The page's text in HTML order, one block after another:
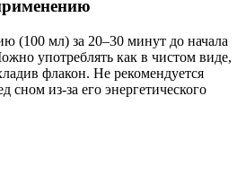
(100 мл) за 20–30 минут до начала
употреблять как в чистом виде,
флакон. Не рекомендуется
сном из-за его энергетического